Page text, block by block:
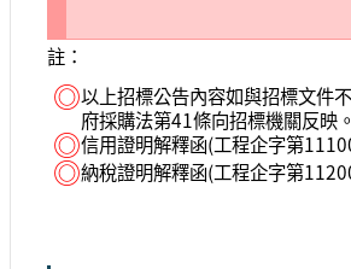
註：
◎以上招標公告內容如與招標文件
府採購法第41條向招標機關反映。
◎信用證明解釋函(工程企字第
◎納稅證明解釋函(工程企字第